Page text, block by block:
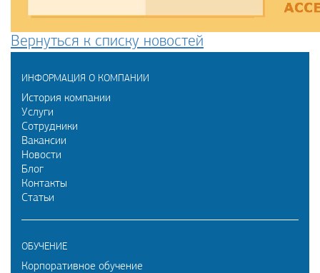
Вернуться к списку новостей
ИНФОРМАЦИЯ О КОМПАНИИ
История компании
Услуги
Сотрудники
Вакансии
Новости
Блог
Контакты
Статьи
ОБУЧЕНИЕ
Корпоративное обучение